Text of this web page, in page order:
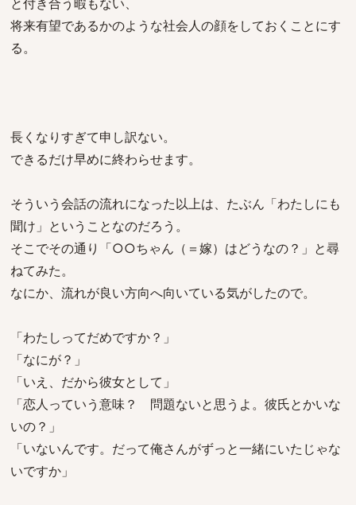
将来有望であるかのような社会人の顔をしておくことにす
る。
長くなりすぎて申し訳ない。
できるだけ早めに終わらせます。
そういう会話の流れになった以上は、たぶん「わたしにも
聞け」ということなのだろう。
そこでその通り「○○ちゃん（＝嫁）はどうなの？」と尋
ねてみた。
なにか、流れが良い方向へ向いている気がしたので。
「わたしってだめですか？」
「なにが？」
「いえ、だから彼女として」
「恋人っていう意味？ 問題ないと思うよ。彼氏とかいな
いの？」
「いないんです。だって俺さんがずっと一緒にいたじゃな
いですか」